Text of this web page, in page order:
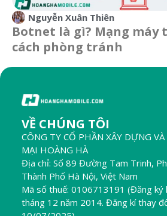
Nguyễn Xuân Thiên
Botnet là gì? Mạng máy
cách phòng tránh
VỀ CHÚNG TÔI
CÔNG TY CỔ PHẦN XÂY DỰNG
MẠI HOÀNG HÀ
Địa chỉ: Số 89 Đường Tam Trinh,
Thành Phố Hà Nội, Việt Nam
Mã số thuế: 0106713191 (Đăng ký
tháng 12 năm 2014. Đăng kí thay